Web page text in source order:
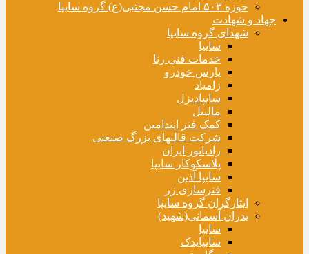
حوزه ۵۰۳ امام حسن مجتبی(ع) گروه سایپا
جهاد و شهادت
شهدای گروه سایپا
سایپا
خدمات فنی رنا
پارس خودرو
زامیاد
سایپادیزل
مالیبل
کمک فنر ایندامین
شرکت قالبهای بزرگ صنعتی
رادیاتور ایران
پلاسکوکار سایپا
سایپا آذین
فنرسازی زر
ایثارگران گروه سایپا
پدران آسمانی(شهید)
سایپا
سایپایدک